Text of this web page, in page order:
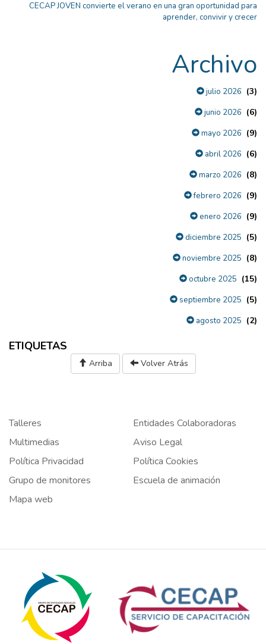
CECAP JOVEN convierte el verano en una gran oportunidad para
aprender, convivir y crecer
Archivo
julio 2026 (3)
junio 2026 (6)
mayo 2026 (9)
abril 2026 (6)
marzo 2026 (8)
febrero 2026 (9)
enero 2026 (9)
diciembre 2025 (5)
noviembre 2025 (8)
octubre 2025 (15)
septiembre 2025 (5)
agosto 2025 (2)
ETIQUETAS
Arriba Volver Atrás
Talleres
Entidades Colaboradoras
Multimedias
Aviso Legal
Política Privacidad
Política Cookies
Grupo de monitores
Escuela de animación
Mapa web